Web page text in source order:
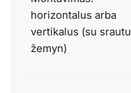
horizontalus arba
vertikalus (su srautu
žemyn)